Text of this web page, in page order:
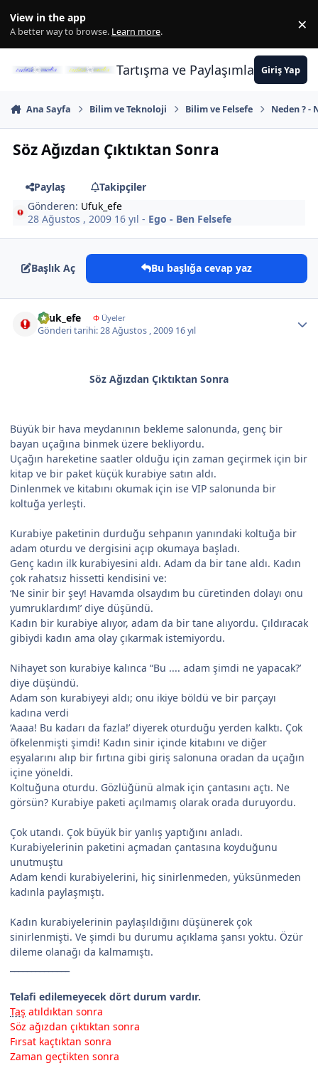
View in the app
A better way to browse. Learn more. ×
Tartışma ve PaylaşımlarınGiriş Yap
Ana Sayfa Bilim ve Teknoloji Bilim ve Felsefe Neden ? -
Söz Ağızdan Çıktıktan Sonra
Paylaş
Takipçiler
Gönderen: Ufuk_efe
28 Ağustos , 2009 16 yıl - Ego - Ben Felsefe
Başlık Aç Bu başlığa cevap yaz
Ufuk_efe ΦÜyeler
Gönderi tarihi:28 Ağustos , 2009 16 yıl
Söz Ağızdan Çıktıktan Sonra
Büyük bir hava meydanının bekleme salonunda, genç bir
bayan uçağına binmek üzere bekliyordu.
Uçağın hareketine saatler olduğu için zaman geçirmek için bir
kitap ve bir paket küçük kurabiye satın aldı.
Dinlenmek ve kitabını okumak için ise VIP salonunda bir
koltuğa yerleşti.
Kurabiye paketinin durduğu sehpanın yanındaki koltuğa bir
adam oturdu ve dergisini açıp okumaya başladı.
Genç kadın ilk kurabiyesini aldı. Adam da bir tane aldı. Kadın
çok rahatsız hissetti kendisini ve:
‘Ne sinir bir şey! Havamda olsaydım bu cüretinden dolayı onu
yumruklardım!’ diye düşündü.
Kadın bir kurabiye alıyor, adam da bir tane alıyordu. Çıldıracak
gibiydi kadın ama olay çıkarmak istemiyordu.
Nihayet son kurabiye kalınca “Bu .... adam şimdi ne yapacak?’
diye düşündü.
Adam son kurabiyeyi aldı; onu ikiye böldü ve bir parçayı
kadına verdi
‘Aaaa! Bu kadarı da fazla!’ diyerek oturduğu yerden kalktı. Çok
öfkelenmişti şimdi! Kadın sinir içinde kitabını ve diğer
eşyalarını alıp bir fırtına gibi giriş salonuna oradan da uçağın
içine yöneldi.
Koltuğuna oturdu. Gözlüğünü almak için çantasını açtı. Ne
görsün? Kurabiye paketi açılmamış olarak orada duruyordu.
Çok utandı. Çok büyük bir yanlış yaptığını anladı.
Kurabiyelerinin paketini açmadan çantasına koyduğunu
unutmuştu
Adam kendi kurabiyelerini, hiç sinirlenmeden, yüksünmeden
kadınla paylaşmıştı.
Kadın kurabiyelerinin paylaşıldığını düşünerek çok
sinirlenmişti. Ve şimdi bu durumu açıklama şansı yoktu. Özür
dileme olanağı da kalmamıştı.
Telafi edilemeyecek dört durum vardır.
Taş atıldıktan sonra
Söz ağızdan çıktıktan sonra
Fırsat kaçtıktan sonra
Zaman geçtikten sonra